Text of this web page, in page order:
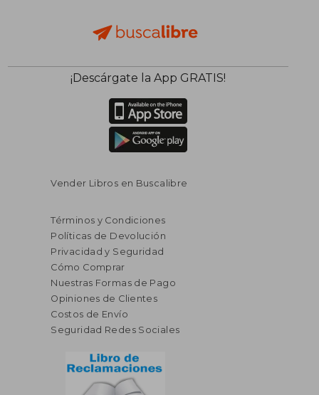
¡Descárgate la App GRATIS!
Vender Libros en Buscalibre
Términos y Condiciones
Políticas de Devolución
Privacidad y Seguridad
Cómo Comprar
Nuestras Formas de Pago
Opiniones de Clientes
Costos de Envío
Seguridad Redes Sociales